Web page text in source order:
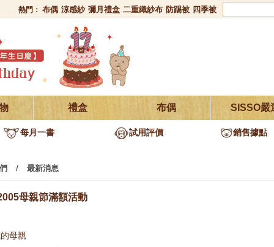
熱門： 布偶 涼感紗 彌月禮盒 二重織紗布 防踢被 四季被
禮盒 布偶 SISSO嚴
每月一書 試用評價 銷售據點
/ 最新消息
母親節滿額活動
母親